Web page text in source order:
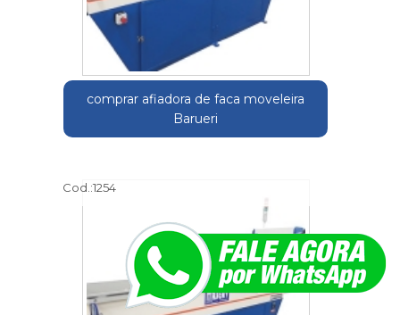
comprar afiadora de faca moveleira
Barueri
Cod.:1254